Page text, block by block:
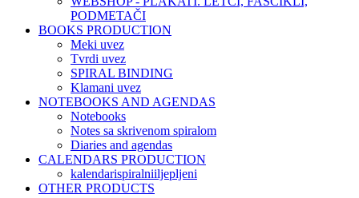
PODMETAČI
BOOKS PRODUCTION
Meki uvez
Tvrdi uvez
SPIRAL BINDING
Klamani uvez
NOTEBOOKS AND AGENDAS
Notebooks​
Notes sa skrivenom spiralom
Diaries and agendas
CALENDARS PRODUCTION
kalendarispiralniiljepljeni
OTHER PRODUCTS